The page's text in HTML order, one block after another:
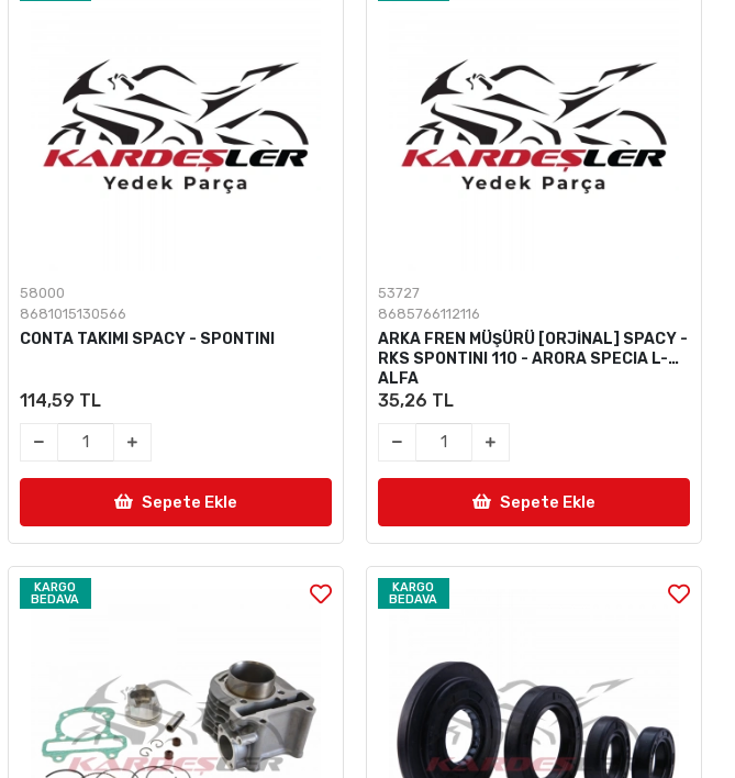
58000
8681015130566
CONTA TAKIMI SPACY - SPONTINI
114,59 TL
Sepete Ekle
53727
8685766112116
ARKA FREN MÜŞÜRÜ [ORJİNAL] SPACY -
RKS SPONTINI 110 - ARORA SPECIA L-
ALFA
35,26 TL
Sepete Ekle
KARGO
BEDAVA
KARGO
BEDAVA